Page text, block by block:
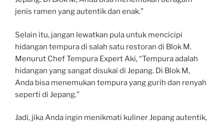
jenis ramen yang autentik dan enak.”
Selain itu, jangan lewatkan pula untuk mencicipi
hidangan tempura di salah satu restoran di Blok M.
Menurut Chef Tempura Expert Aki, “Tempura adalah
hidangan yang sangat disukai di Jepang. Di Blok M,
Anda bisa menemukan tempura yang gurih dan renyah
seperti di Jepang.”
Jadi, jika Anda ingin menikmati kuliner Jepang autentik,